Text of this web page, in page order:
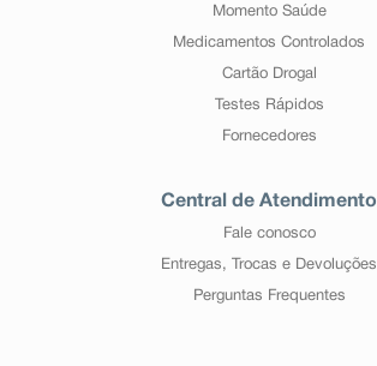
Momento Saúde
Medicamentos Controlados
Cartão Drogal
Testes Rápidos
Fornecedores
Central de Atendimento
Fale conosco
Entregas, Trocas e Devoluções
Perguntas Frequentes